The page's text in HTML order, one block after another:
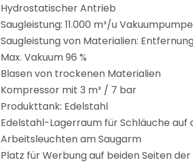
Hydrostatischer Antrieb
Saugleistung: 11.000 m³/u Vakuumpumpe
Saugleistung von Materialien:
Max. Vakuum 96 %
Blasen von trockenen Materialien
Kompressor mit 3 m³ / 7 bar
Produkttank: Edelstahl
Edelstahl-Lagerraum für Schläuche auf
Arbeitsleuchten am Saugarm
Platz für Werbung auf beiden Seiten